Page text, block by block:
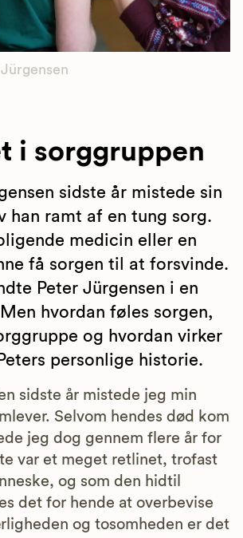
i sorggruppen
sidste år mistede sin
han ramt af en tung sorg.
medicin eller en
få sorgen til at forsvinde.
Peter Jürgensen i en
hvordan føles sorgen,
og hvordan virker
personlige historie.
sidste år mistede jeg min
Selvom hendes død kom
jeg dog gennem flere år for
var et meget retlinet, trofast
og som den hidtil
det for hende at overbevise
og tosomheden er det